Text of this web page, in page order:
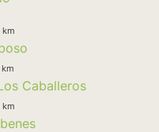
km
Caballeros
km